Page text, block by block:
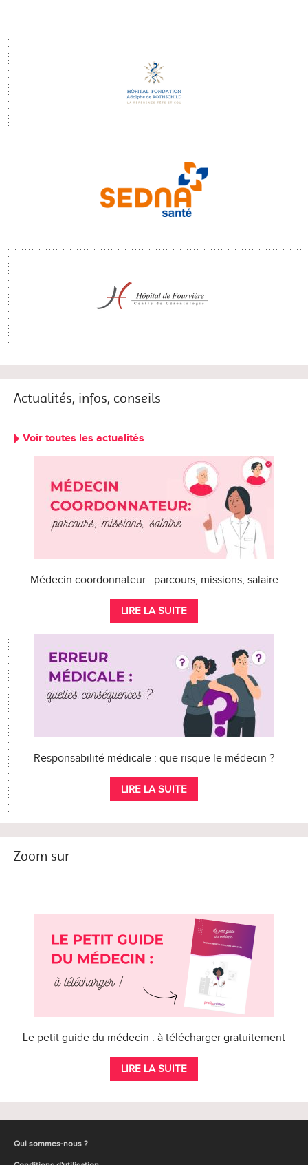
Actualités, infos, conseils
Voir toutes les actualités
Médecin coordonnateur : parcours, missions, salaire
LIRE LA SUITE
Responsabilité médicale : que risque le médecin ?
LIRE LA SUITE
Zoom sur
Le petit guide du médecin : à télécharger gratuitement
LIRE LA SUITE
Qui sommes-nous ?